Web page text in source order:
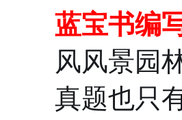
蓝宝书编
风风景园
真题也只